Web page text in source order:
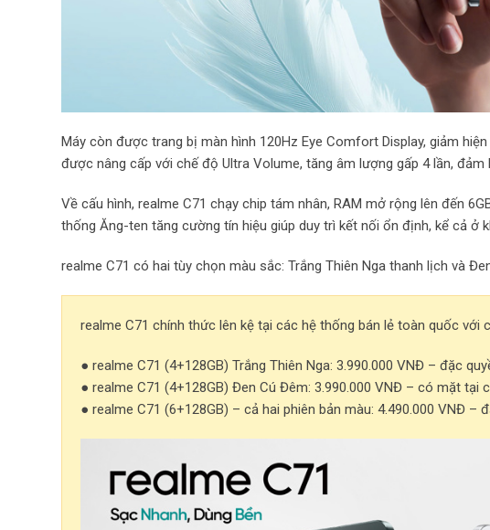
Máy còn được trang bị màn hình 120Hz Eye Comfort Display, giảm
được nâng cấp với chế độ Ultra Volume, tăng âm lượng gấp 4 lần,
Về cấu hình, realme C71 chạy chip tám nhân, RAM mở rộng lên đến
thống Ăng-ten tăng cường tín hiệu giúp duy trì kết nối ổn định, kể cả ở
realme C71 có hai tùy chọn màu sắc: Trắng Thiên Nga thanh lịch và
realme C71 chính thức lên kệ tại các hệ thống bán lẻ toàn quốc với
● realme C71 (4+128GB) Trắng Thiên Nga: 3.990.000 VNĐ – đặc
● realme C71 (4+128GB) Đen Cú Đêm: 3.990.000 VNĐ – có mặt
● realme C71 (6+128GB) – cả hai phiên bản màu: 4.490.000 VNĐ –